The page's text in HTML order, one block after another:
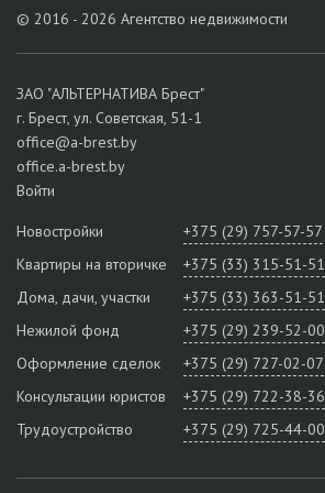
© 2016 - 2026 Агентство недвижимости
ЗАО "АЛЬТЕРНАТИВА Брест"
г. Брест, ул. Советская, 51-1
office@a-brest.by
office.a-brest.by
Войти
Новостройки
+375 (29) 757-57-57
Квартиры на вторичке
+375 (33) 315-51-51
Дома, дачи, участки
+375 (33) 363-51-51
Нежилой фонд
+375 (29) 239-52-00
Оформление сделок
+375 (29) 727-02-07
Консультации юристов
+375 (29) 722-38-36
Трудоустройство
+375 (29) 725-44-00